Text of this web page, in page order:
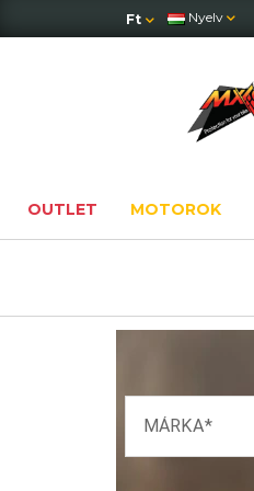
Ft Nyelv
OUTLET MOTOROK
MÁRKA